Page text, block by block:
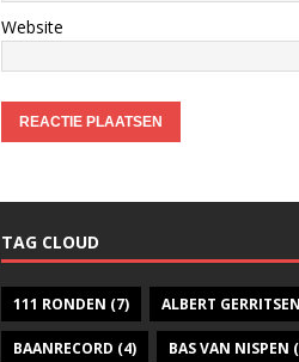
Website
TAG CLOUD
111 RONDEN (7) ALBERT GERRITSEN
BAANRECORD (4) BAS VAN NISPEN